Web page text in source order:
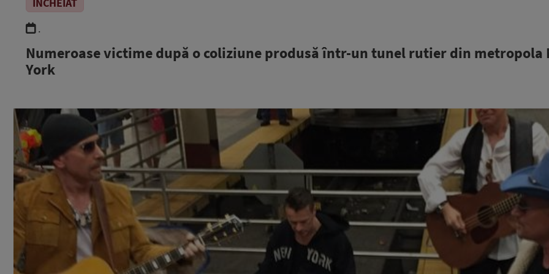
.
Numeroase victime după o coliziune produsă într-un tunel rutier din metropola
York